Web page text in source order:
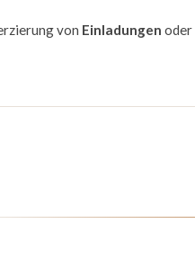
von Einladungen oder